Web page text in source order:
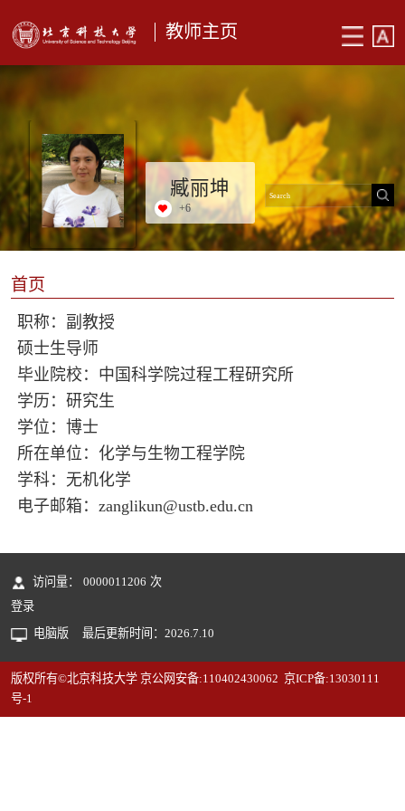
教师主页
臧丽坤
+6
首页
职称：副教授
硕士生导师
毕业院校：中国科学院过程工程研究所
学历：研究生
学位：博士
所在单位：化学与生物工程学院
学科：无机化学
电子邮箱： zanglikun@ustb.edu.cn
访问量： 0000011206 次
登录
电脑版
最后更新时间： 2026.7.10
版权所有©北京科技大学 京公网安备:110402430062 京ICP备:13030111
号-1